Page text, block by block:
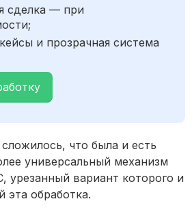
сделка — при
и прозрачная система
что была и есть
универсальный механизм
урезанный вариант которого и
эта обработка.